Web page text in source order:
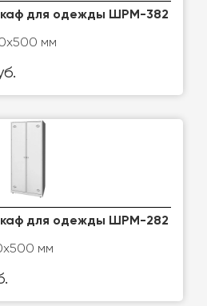
для одежды ШРМ-382
мм
для одежды ШРМ-282
мм